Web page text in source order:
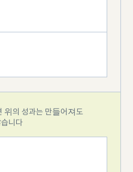
위의 성과는 만들어져도
니다